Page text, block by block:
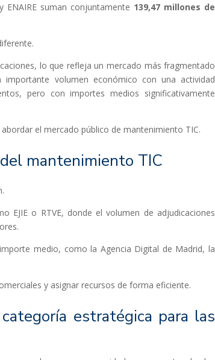
ENAIRE suman conjuntamente 139,47 millones de
lo que refleja un mercado más fragmentado
importante volumen económico con una actividad
pero con importes medios significativamente
el mercado público de mantenimiento TIC.
mantenimiento TIC
EJIE o RTVE, donde el volumen de adjudicaciones
medio, como la Agencia Digital de Madrid, la
y asignar recursos de forma eficiente.
estratégica para las